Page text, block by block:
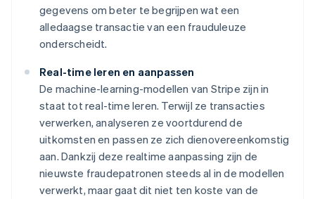
gegevens om beter te begrijpen wat een
alledaagse transactie van een frauduleuze
onderscheidt.
Real-time leren en aanpassen
De machine-learning-modellen van Stripe zijn in
staat tot real-time leren. Terwijl ze transacties
verwerken, analyseren ze voortdurend de
uitkomsten en passen ze zich dienovereenkomstig
aan. Dankzij deze realtime aanpassing zijn de
nieuwste fraudepatronen steeds al in de modellen
verwerkt, maar gaat dit niet ten koste van de